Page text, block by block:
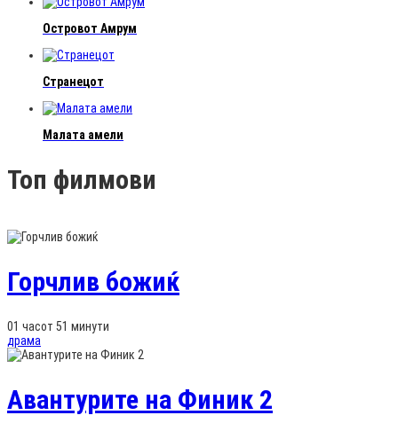
Островот Амрум
Странецот
Малата амели
Топ филмови
Горчлив божиќ
01 часот 51 минути
драма
Авантурите на Финик 2